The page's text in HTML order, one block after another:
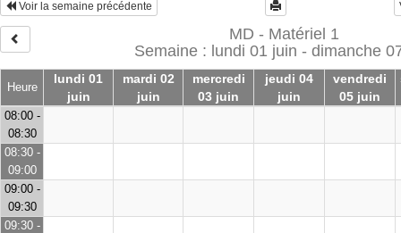
Heure
lundi 01
juin
mardi 02
juin
mercredi
03 juin
jeudi 04
juin
vendredi
05 juin
Voir la semaine précédente
MD - Matériel 1
Semaine : lundi 01 juin - dimanche
08:00 -
08:30
08:30 -
09:00
09:00 -
09:30
09:30 -